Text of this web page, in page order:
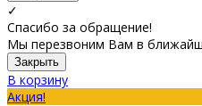
✓
Спасибо за обращение!
Мы перезвоним Вам в
Закрыть
В корзину
Акция!